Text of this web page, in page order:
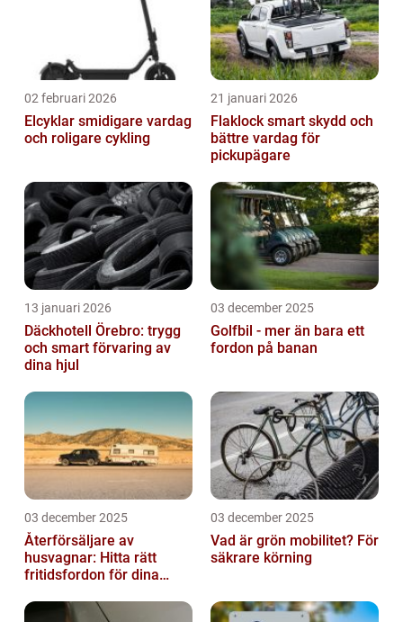
02 februari 2026
Elcyklar smidigare vardag
och roligare cykling
21 januari 2026
Flaklock smart skydd och
bättre vardag för
pickupägare
13 januari 2026
Däckhotell Örebro: trygg
och smart förvaring av
dina hjul
03 december 2025
Golfbil - mer än bara ett
fordon på banan
03 december 2025
Återförsäljare av
husvagnar: Hitta rätt
fritidsfordon för dina
03 december 2025
Vad är grön mobilitet? För
säkrare körning